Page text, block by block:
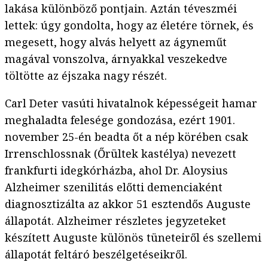
lakása különböző pontjain. Aztán téveszméi
lettek: úgy gondolta, hogy az életére törnek, és
megesett, hogy alvás helyett az ágyneműt
magával vonszolva, árnyakkal veszekedve
töltötte az éjszaka nagy részét.
Carl Deter vasúti hivatalnok képességeit hamar
meghaladta felesége gondozása, ezért 1901.
november 25-én beadta őt a nép körében csak
Irrenschlossnak (Őrültek kastélya) nevezett
frankfurti idegkórházba, ahol Dr. Aloysius
Alzheimer szenilitás előtti demenciaként
diagnosztizálta az akkor 51 esztendős Auguste
állapotát. Alzheimer részletes jegyzeteket
készített Auguste különös tüneteiről és szellemi
állapotát feltáró beszélgetéseikről.